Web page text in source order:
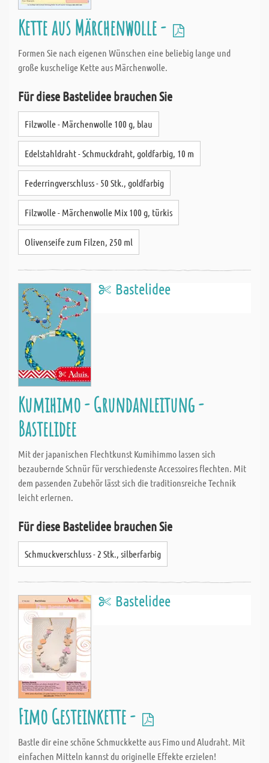
Kette aus Märchenwolle -
Formen Sie nach eigenen Wünschen eine beliebig lange und
große kuschelige Kette aus Märchenwolle.
Für diese Bastelidee brauchen Sie
Filzwolle - Märchenwolle 100 g, blau
Edelstahldraht - Schmuckdraht, goldfarbig, 10 m
Federringverschluss - 50 Stk., goldfarbig
Filzwolle - Märchenwolle Mix 100 g, türkis
Olivenseife zum Filzen, 250 ml
Bastelidee
Kumihimo - Grundanleitung -
Bastelidee
Mit der japanischen Flechtkunst Kumihimmo lassen sich
bezaubernde Schnür für verschiedenste Accessoires flechten. Mit
dem passenden Zubehör lässt sich die traditionsreiche Technik
leicht erlernen.
Für diese Bastelidee brauchen Sie
Schmuckverschluss - 2 Stk., silberfarbig
Bastelidee
Fimo Gesteinkette -
Bastle dir eine schöne Schmuckkette aus Fimo und Aludraht. Mit
einfachen Mitteln kannst du originelle Effekte erzielen!